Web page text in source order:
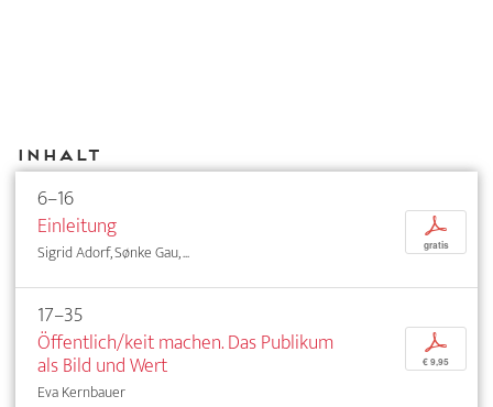
Inhalt
6–16
Einleitung
Sigrid Adorf, Sønke Gau, ...
p
gratis
17–35
Öffentlich/keit machen. Das Publikum
als Bild und Wert
Eva Kernbauer
p
€ 9,95